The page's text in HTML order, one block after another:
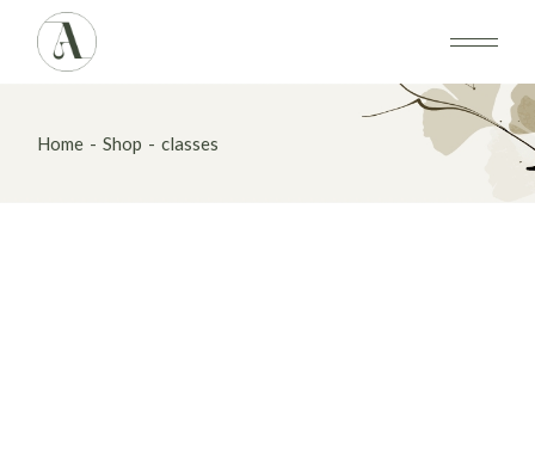
content
Home Shop classes